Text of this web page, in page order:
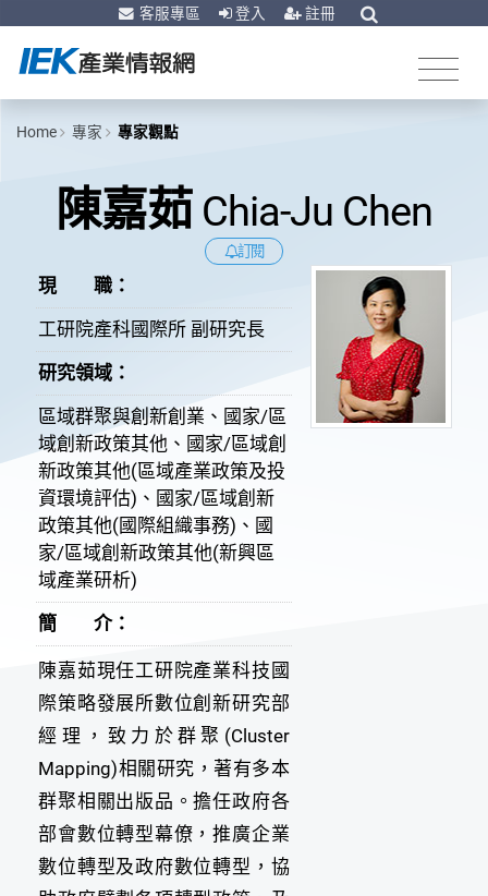
客服專區 登入 註冊
Home 專家 專家觀點
陳嘉茹 Chia-Ju Chen
訂閱
現 職：
工研院產科國際所 副研究長
研究領域：
區域群聚與創新創業、國家/區
域創新政策其他、國家/區域創
新政策其他(區域產業政策及投
資環境評估)、國家/區域創新
政策其他(國際組織事務)、國
家/區域創新政策其他(新興區
域產業研析)
簡 介：
陳嘉茹現任工研院產業科技國
際策略發展所數位創新研究部
經理，致力於群聚(Cluster
Mapping)相關研究，著有多本
群聚相關出版品。擔任政府各
部會數位轉型幕僚，推廣企業
數位轉型及政府數位轉型，協